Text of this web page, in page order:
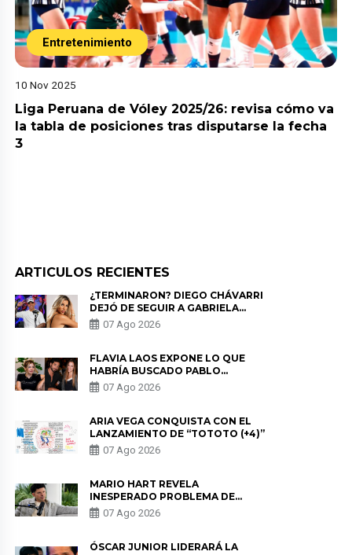
Entretenimiento
10 Nov 2025
Liga Peruana de Vóley 2025/26: revisa cómo va
la tabla de posiciones tras disputarse la fecha
3
ARTICULOS RECIENTES
¿TERMINARON? DIEGO CHÁVARRI
DEJÓ DE SEGUIR A GABRIELA
HERRERA Y ANUNCIA SU SALIDA
DE PÓDCAST
07 Ago 2026
FLAVIA LAOS EXPONE LO QUE
HABRÍA BUSCADO PABLO
HEREDIA CON ALE FULLER: “UNA
DE LAS PARTES QUERÍA EL
07 Ago 2026
ARIA VEGA CONQUISTA CON EL
LANZAMIENTO DE “TOTOTO (+4)”
07 Ago 2026
MARIO HART REVELA
INESPERADO PROBLEMA DE
SALUD ANTES DE SEPARARSE DE
KORINA: “ME ENCONTRARON UN
07 Ago 2026
ÓSCAR JUNIOR LIDERARÁ LA